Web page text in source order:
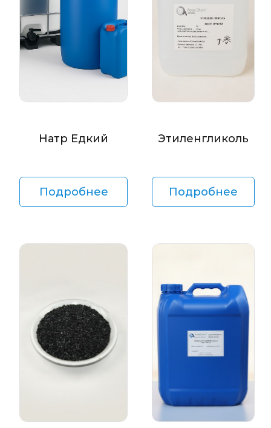
Натр Едкий
Подробнее
Этиленгликоль
Подробнее